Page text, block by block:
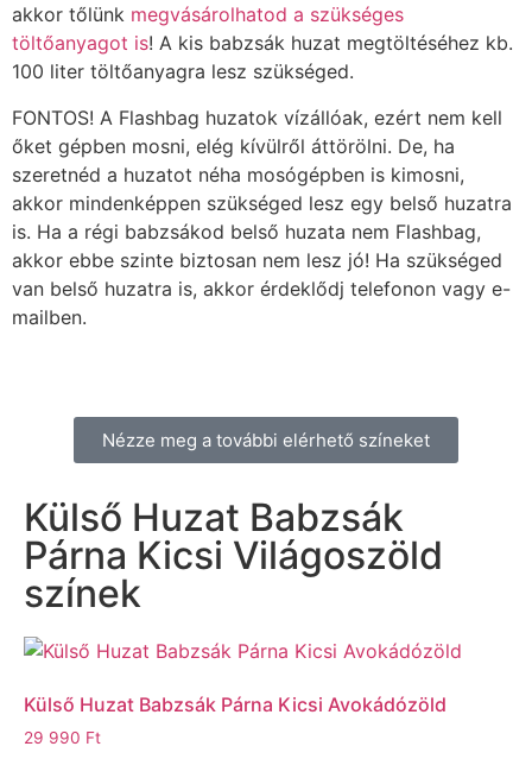
akkor tőlünk megvásárolhatod a szükséges
töltőanyagot is! A kis babzsák huzat megtöltéséhez kb.
100 liter töltőanyagra lesz szükséged.
FONTOS! A Flashbag huzatok vízállóak, ezért nem kell
őket gépben mosni, elég kívülről áttörölni. De, ha
szeretnéd a huzatot néha mosógépben is kimosni,
akkor mindenképpen szükséged lesz egy belső huzatra
is. Ha a régi babzsákod belső huzata nem Flashbag,
akkor ebbe szinte biztosan nem lesz jó! Ha szükséged
van belső huzatra is, akkor érdeklődj telefonon vagy e-
mailben.
Nézze meg a további elérhető színeket
Külső Huzat Babzsák
Párna Kicsi Világoszöld
színek
Külső Huzat Babzsák Párna Kicsi Avokádózöld
29 990 Ft